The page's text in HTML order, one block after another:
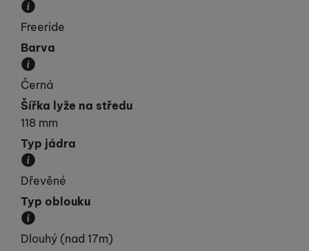
Kategorie, do které lyže spadá svými vlastnostmi.
Freeride
Barva
Převládající barva výrobku.
Černá
Šířka lyže na středu
118 mm
Typ jádra
Materiál, ze kterého je jádro lyže vyrobeno.
Dřevěné
Typ oblouku
Přibližná velikost poloměru oblouku.
Dlouhý (nad 17m)